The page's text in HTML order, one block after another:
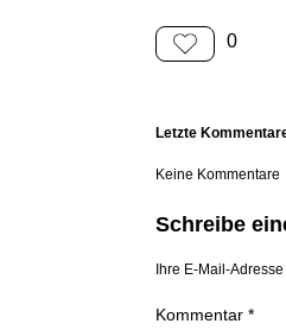
0
Letzte
Keine Kommentare
Schreibe
Ihre E-Mail-
Kommentar *